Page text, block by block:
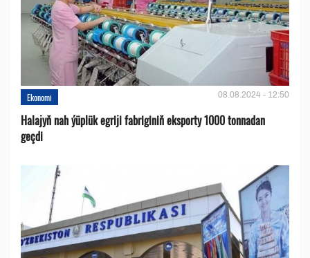
Ekonomi 08.08.2024 - 12:50
Halajyň nah ýüplük egriji fabriginiň eksporty 1000 tonnadan
geçdi